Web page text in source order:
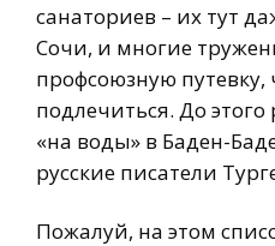
санаториев – их тут
Сочи, и многие
профсоюзную
подлечиться. До этого
«на воды» в Баден-
русские писатели
Пожалуй, на этом